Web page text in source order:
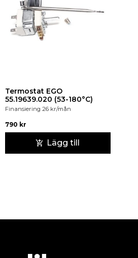
Termostat EGO
55.19639.020 (53-180°C)
Finansiering 26 kr/mån
790 kr
Lägg till